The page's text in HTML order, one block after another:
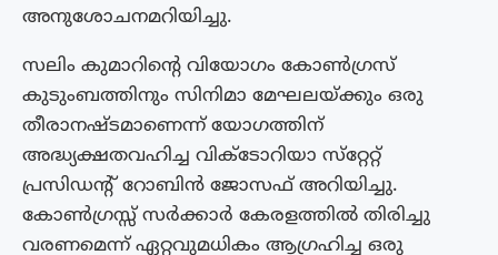
അനുശോചനമറിയിച്ചു.
സലിം കുമാറിൻ്റെ വിയോഗം കോൺഗ്രസ്
കുടുംബത്തിനും സിനിമാ മേഘലയ്ക്കും ഒരു
തീരാനഷ്ടമാണെന്ന് യോഗത്തിന്
അദ്ധ്യക്ഷതവഹിച്ച വിക്ടോറിയാ സ്‌റ്റേറ്റ്
പ്രസിഡൻ്റ് റോബിൻ ജോസഫ് അറിയിച്ചു.
കോൺഗ്രസ്സ് സർക്കാർ കേരളത്തിൽ തിരിച്ചു
വരണമെന്ന് ഏറ്റവുമധികം ആഗ്രഹിച്ച ഒരു